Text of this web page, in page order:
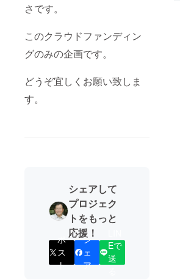
さです。
このクラウドファンディン
グのみの企画です。
どうぞ宜しくお願い致しま
す。
シェアして
プロジェク
トをもっと
応援！
ポ
ス
ト
シ
ェ
ア
Eで
送